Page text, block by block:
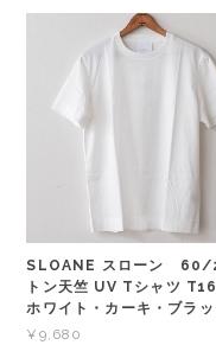
SLOANE スローン 60/
トン天竺 UV Tシャツ
ホワイト・カーキ・ブラッ
¥9,680